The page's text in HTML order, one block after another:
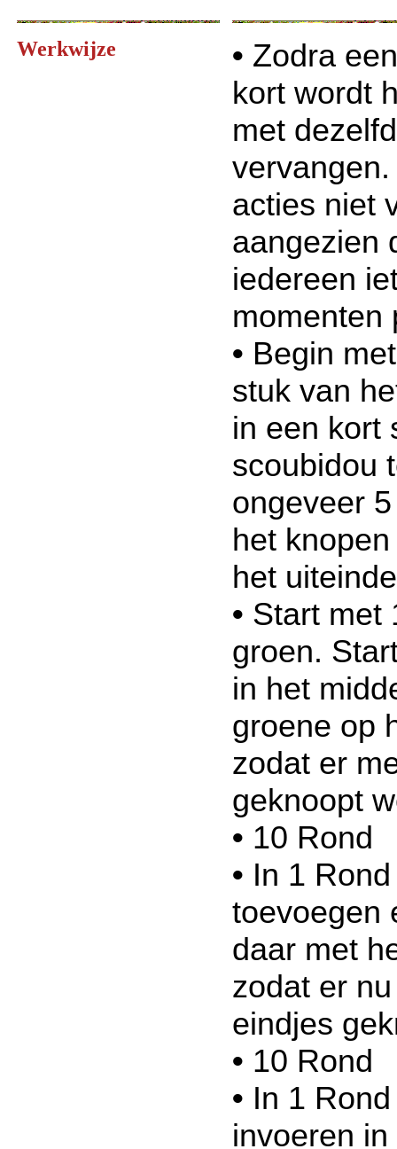
Werkwijze • Zodra
kort wordt
met
acties niet
aangezien
iedereen
momenten
• Begin
stuk van
in een kort
scoubidou
ongeveer
het
het
• Start met
groen.
in het
groene op
zodat er
geknoopt
• 10 Rond
• In 1
toevoegen
daar met
zodat er
eindjes
• 10 Rond
• In 1
invoeren